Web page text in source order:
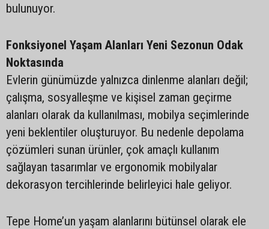
bulunuyor.
Fonksiyonel Yaşam Alanları Yeni Sezonun Odak
Noktasında
Evlerin günümüzde yalnızca dinlenme alanları değil;
çalışma, sosyalleşme ve kişisel zaman geçirme
alanları olarak da kullanılması, mobilya seçimlerinde
yeni beklentiler oluşturuyor. Bu nedenle depolama
çözümleri sunan ürünler, çok amaçlı kullanım
sağlayan tasarımlar ve ergonomik mobilyalar
dekorasyon tercihlerinde belirleyici hale geliyor.
Tepe Home’un yaşam alanlarını bütünsel olarak ele